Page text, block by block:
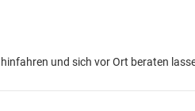
und sich vor Ort beraten